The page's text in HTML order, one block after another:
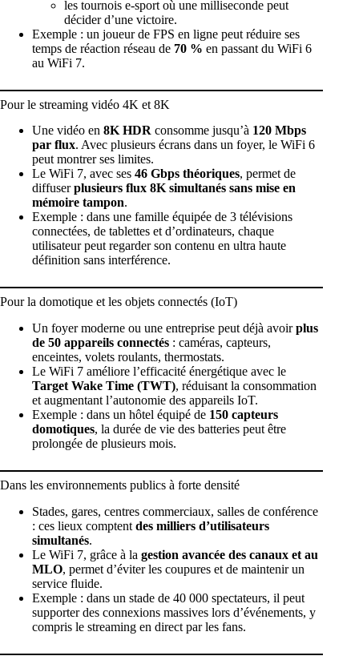
les tournois e-sport où une milliseconde peut
décider d’une victoire.
Exemple : un joueur de FPS en ligne peut réduire ses
temps de réaction réseau de 70 % en passant du WiFi 6
au WiFi 7.
Pour le streaming vidéo 4K et 8K
Une vidéo en 8K HDR consomme jusqu’à 120 Mbps
par flux. Avec plusieurs écrans dans un foyer, le WiFi 6
peut montrer ses limites.
Le WiFi 7, avec ses 46 Gbps théoriques, permet de
diffuserplusieurs flux 8K simultanés sans mise en
mémoire tampon.
Exemple : dans une famille équipée de 3 télévisions
connectées, de tablettes et d’ordinateurs, chaque
utilisateur peut regarder son contenu en ultra haute
définition sans interférence.
Pour la domotique et les objets connectés (IoT)
Un foyer moderne ou une entreprise peut déjà avoirplus
de 50 appareils connectés : caméras, capteurs,
enceintes, volets roulants, thermostats.
Le WiFi 7 améliore l’efficacité énergétique avec le
Target Wake Time (TWT), réduisant la consommation
et augmentant l’autonomie des appareils IoT.
Exemple : dans un hôtel équipé de 150 capteurs
domotiques, la durée de vie des batteries peut être
prolongée de plusieurs mois.
Dans les environnements publics à forte densité
Stades, gares, centres commerciaux, salles de conférence
: ces lieux comptent des milliers d’utilisateurs
simultanés.
Le WiFi 7, grâce à la gestion avancée des canaux et au
MLO, permet d’éviter les coupures et de maintenir un
service fluide.
Exemple : dans un stade de 40 000 spectateurs, il peut
supporter des connexions massives lors d’événements, y
compris le streaming en direct par les fans.